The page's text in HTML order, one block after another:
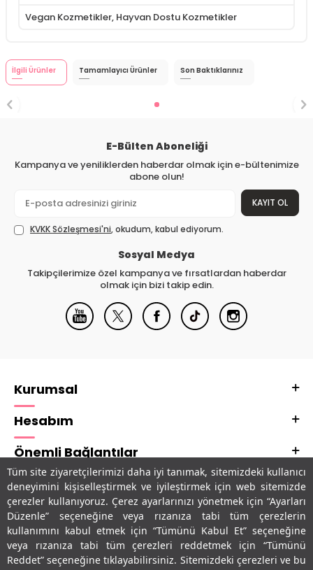
Tüm site ziyaretçilerimizi daha iyi tanımak, sitemizdeki kullanıcı
deneyimini kişiselleştirmek ve iyileştirmek için web sitemizde
çerezler kullanıyoruz. Çerez ayarlarınızı yönetmek için “Ayarları
Düzenle” seçeneğine veya rızanıza tabi tüm çerezlerin
kullanımını kabul etmek için “Tümünü Kabul Et” seçeneğine
veya rızanıza tabi tüm çerezleri reddetmek için “Tümünü
Reddet” seçeneğine tıklayabilirsiniz. Sitemizdeki çerezleri ve bu
Vegan Kozmetikler, Hayvan Dostu Kozmetikler
İlgili Ürünler Tamamlayıcı Ürünler Son Baktıklarınız
E-Bülten Aboneliği
Kampanya ve yeniliklerden haberdar olmak için e-bültenimize
abone olun!
KAYIT OL
KVKK Sözleşmesi'ni, okudum, kabul ediyorum.
Sosyal Medya
Takipçilerimize özel kampanya ve fırsatlardan haberdar
olmak için bizi takip edin.
Kurumsal
Hesabım
Önemli Bağlantılar
Adres & İletişim
Uygulamalarımız